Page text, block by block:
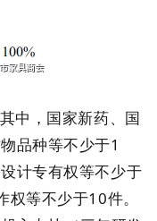
，国家新药、国
品种等不少于1
计专有权等不少于
等不少于10件。